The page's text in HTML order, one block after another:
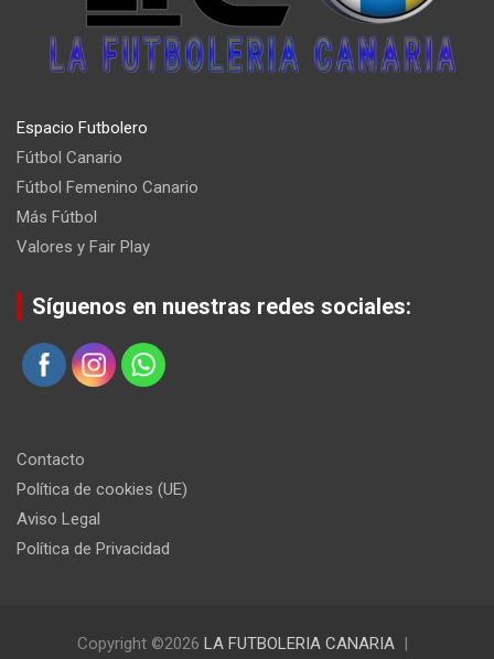
Espacio Futbolero
Fútbol Canario
Fútbol Femenino Canario
Más Fútbol
Valores y Fair Play
Síguenos en nuestras redes sociales:
Contacto
Política de cookies (UE)
Aviso Legal
Política de Privacidad
Copyright ©2026 LA FUTBOLERIA CANARIA